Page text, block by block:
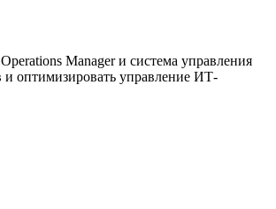
Manager и система управления
и оптимизировать управление ИТ-